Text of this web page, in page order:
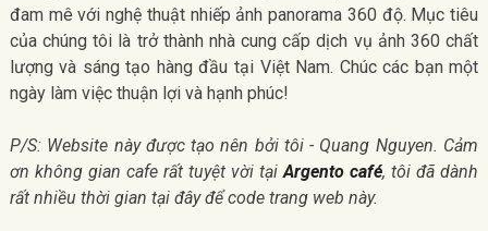
đam mê với nghệ thuật nhiếp ảnh panorama 360 độ. Mục tiêu
của chúng tôi là trở thành nhà cung cấp dịch vụ ảnh 360 chất
lượng và sáng tạo hàng đầu tại Việt Nam. Chúc các bạn một
ngày làm việc thuận lợi và hạnh phúc!
P/S: Website này được tạo nên bởi tôi - Quang Nguyen. Cảm
ơn không gian cafe rất tuyệt vời tạiArgento café, tôi đã dành
rất nhiều thời gian tại đây để code trang web này.